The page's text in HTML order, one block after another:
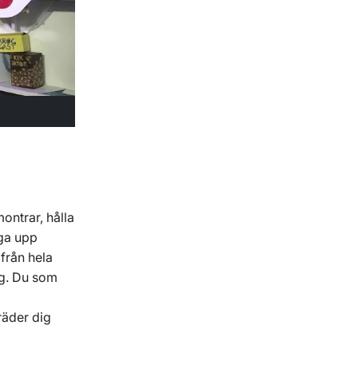
hålla
upp
hela
Du som
dig